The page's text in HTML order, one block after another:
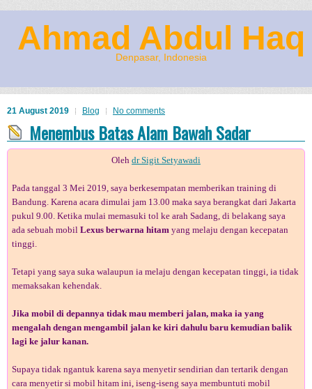
Ahmad Abdul Haq
Denpasar, Indonesia
21 August 2019 Blog No comments
Menembus Batas Alam Bawah Sadar
Oleh dr Sigit Setyawadi
Pada tanggal 3 Mei 2019, saya berkesempatan memberikan training di
Bandung. Karena acara dimulai jam 13.00 maka saya berangkat dari Jakarta
pukul 9.00. Ketika mulai memasuki tol ke arah Sadang, di belakang saya
ada sebuah mobil Lexus berwarna hitam yang melaju dengan kecepatan
tinggi.
Tetapi yang saya suka walaupun ia melaju dengan kecepatan tinggi, ia tidak
memaksakan kehendak.
Jika mobil di depannya tidak mau memberi jalan, maka ia yang
mengalah dengan mengambil jalan ke kiri dahulu baru kemudian balik
lagi ke jalur kanan.
Supaya tidak ngantuk karena saya menyetir sendirian dan tertarik dengan
cara menyetir si mobil hitam ini, iseng-iseng saya membuntuti mobil